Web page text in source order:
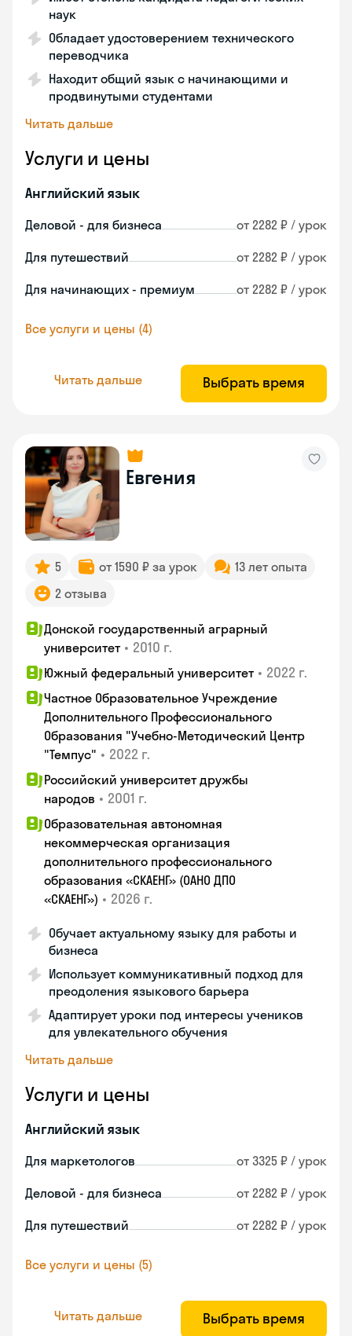
наук
Обладает удостоверением технического
переводчика
Находит общий язык с начинающими и
продвинутыми студентами
Читать дальше
Услуги и цены
Английский язык
Деловой - для бизнеса от 2282 ₽ / урок
Для путешествий от 2282 ₽ / урок
Для начинающих - премиум от 2282 ₽ / урок
Все услуги и цены (4)
Читать дальше Выбрать время
Евгения
5 от 1590 ₽ за урок
13 лет опыта
2 отзыва
Донской государственный аграрный
университет • 2010 г.
Южный федеральный университет • 2022 г.
Частное Образовательное Учреждение
Дополнительного Профессионального
Образования "Учебно-Методический Центр
"Темпус" • 2022 г.
Российский университет дружбы
народов • 2001 г.
Образовательная автономная
некоммерческая организация
дополнительного профессионального
образования «СКАЕНГ» (ОАНО ДПО
«СКАЕНГ») • 2026 г.
Обучает актуальному языку для работы и
бизнеса
Использует коммуникативный подход для
преодоления языкового барьера
Адаптирует уроки под интересы учеников
для увлекательного обучения
Читать дальше
Услуги и цены
Английский язык
Для маркетологов от 3325 ₽ / урок
Деловой - для бизнеса от 2282 ₽ / урок
Для путешествий от 2282 ₽ / урок
Все услуги и цены (5)
Читать дальше Выбрать время